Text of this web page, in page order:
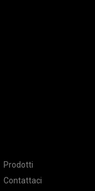
Prodotti
Contattaci